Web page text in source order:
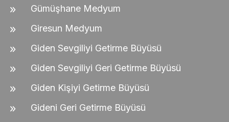
Gümüşhane Medyum
Giresun Medyum
Giden Sevgiliyi Getirme Büyüsü
Giden Sevgiliyi Geri Getirme Büyüsü
Giden Kişiyi Getirme Büyüsü
Gideni Geri Getirme Büyüsü